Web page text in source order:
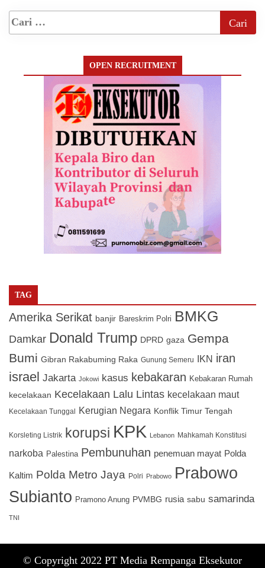
OPEN RECRUITMENT
TAG
Amerika Serikat banjir Bareskrim Polri BMKG
Damkar Donald Trump DPRD gaza Gempa
Bumi Gibran Rakabuming Raka Gunung Semeru IKN iran
israel Jakarta Jokowi kasus kebakaran Kebakaran Rumah
kecelakaan Kecelakaan Lalu Lintas kecelakaan maut
Kecelakaan Tunggal Kerugian Negara Konflik Timur Tengah
Korsleting Listrik korupsi KPK Lebanon Mahkamah Konstitusi
narkoba Palestina Pembunuhan penemuan mayat Polda
Kaltim Polda Metro Jaya Polri Prabowo Prabowo
Subianto Pramono Anung PVMBG rusia sabu samarinda
TNI
© Copyright 2022 PT Media Rempanga Eksekutor